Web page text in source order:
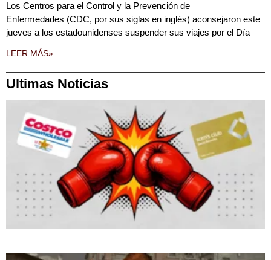
Los Centros para el Control y la Prevención de
Enfermedades (CDC, por sus siglas en inglés) aconsejaron este
jueves a los estadounidenses suspender sus viajes por el Día
LEER MÁS»
Ultimas Noticias